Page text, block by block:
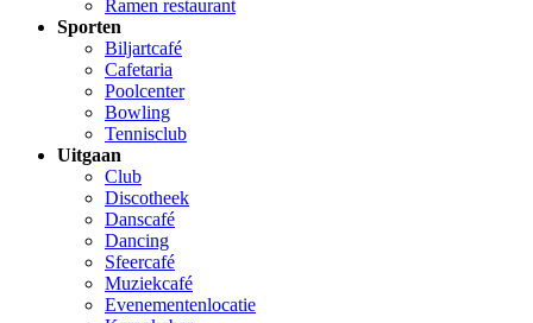
Ramen restaurant
Sporten
Biljartcafé
Cafetaria
Poolcenter
Bowling
Tennisclub
Uitgaan
Club
Discotheek
Danscafé
Dancing
Sfeercafé
Muziekcafé
Evenementenlocatie